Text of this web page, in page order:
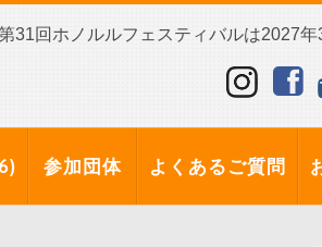
31回ホノルルフェスティバルは2027
参加団体 よくあるご質問